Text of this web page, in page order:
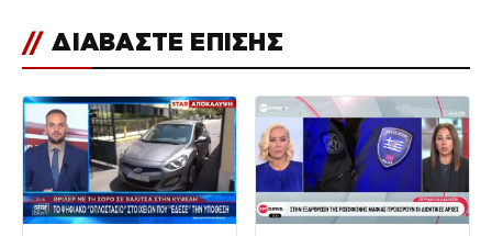
// ΔΙΑΒΑΣΤΕ ΕΠΙΣΗΣ